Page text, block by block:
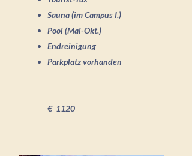
Sauna (im Campus I.)
Pool (Mai-Okt.)
Endreinigung
Parkplatz vorhanden
€ 1120